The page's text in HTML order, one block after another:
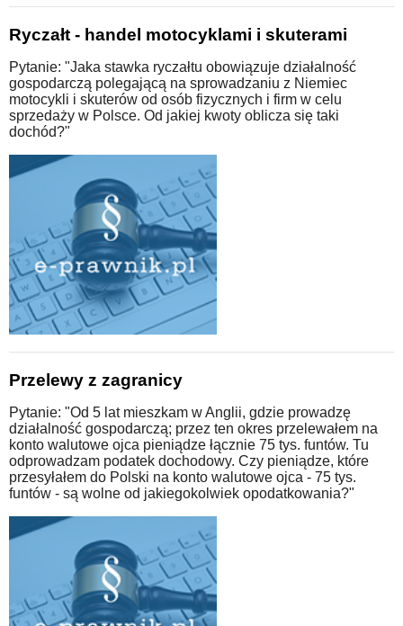
Ryczałt - handel motocyklami i skuterami
Pytanie: "Jaka stawka ryczałtu obowiązuje działalność
gospodarczą polegającą na sprowadzaniu z Niemiec
motocykli i skuterów od osób fizycznych i firm w celu
sprzedaży w Polsce. Od jakiej kwoty oblicza się taki
dochód?"
Przelewy z zagranicy
Pytanie: "Od 5 lat mieszkam w Anglii, gdzie prowadzę
działalność gospodarczą; przez ten okres przelewałem na
konto walutowe ojca pieniądze łącznie 75 tys. funtów. Tu
odprowadzam podatek dochodowy. Czy pieniądze, które
przesyłałem do Polski na konto walutowe ojca - 75 tys.
funtów - są wolne od jakiegokolwiek opodatkowania?"